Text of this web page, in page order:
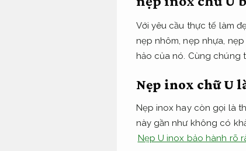
Với yêu cầu thực tế làm
nẹp nhôm, nẹp nhựa,
hảo của nó. Cùng chúng
Nẹp inox chữ U
Nẹp inox hay còn gọi là
này gần như không có
Nẹp U inox bảo hành rõ